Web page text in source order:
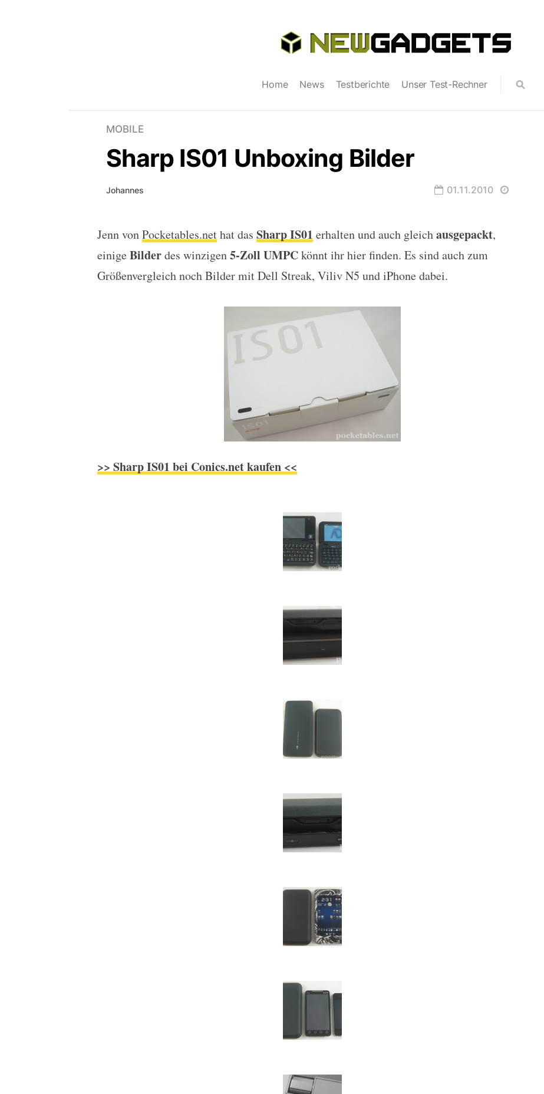
Home News Testberichte Unser Test-Rechner
MOBILE
Sharp IS01 Unboxing Bilder
Johannes 01.11.2010
Sharp IS01 Unboxing Bilder
Jenn vonPocketables.nethat das Sharp IS01 erhalten und auch gleichausgepackt,
einigeBilderdes winzigen5-Zoll UMPCkönnt ihr hier finden. Es sind auch zum
Größenvergleich noch Bilder mit Dell Streak, Viliv N5 und iPhone dabei.
>> Sharp IS01 bei Conics.net kaufen <<